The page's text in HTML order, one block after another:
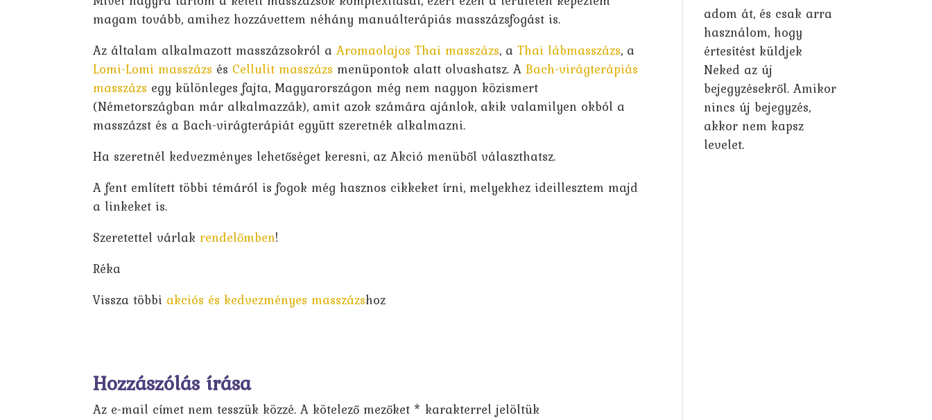
magam tovább, amihez hozzávettem néhány manuálterápiás masszázsfogást is.
Az általam alkalmazott masszázsokról aAromaolajos Thai masszázs, aThai lábmasszázs, a
Lomi-Lomi masszázs és Cellulit masszázs menüpontok alatt olvashatsz. ABach-virágterápiás
masszázs egy különleges fajta, Magyarországon még nem nagyon közismert
(Németországban már alkalmazzák), amit azok számára ajánlok, akik valamilyen okból a
masszázst és a Bach-virágterápiát együtt szeretnék alkalmazni.
Ha szeretnél kedvezményes lehetőséget keresni, az Akció menüből választhatsz.
A fent említett többi témáról is fogok még hasznos cikkeket írni, melyekhez ideillesztem majd
a linkeket is.
Szeretettel várlak rendelőmben!
Réka
Vissza többi akciós és kedvezményes masszázshoz
Hozzászólás írása
Az e-mail címet nem tesszük közzé. A kötelező mezőket * karakterrel jelöltük
adom át, és csak arra
használom, hogy
értesítést küldjek
Neked az új
bejegyzésekről. Amikor
nincs új bejegyzés,
akkor nem kapsz
levelet.